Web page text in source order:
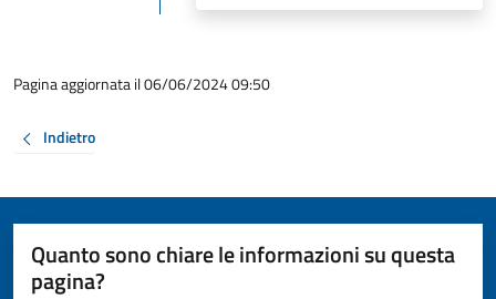
Pagina aggiornata il 06/06/2024 09:50
Indietro
Quanto sono chiare le informazioni su questa
pagina?